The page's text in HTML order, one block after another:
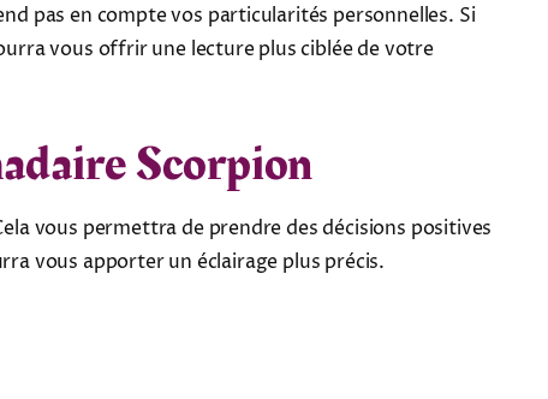
pas en compte vos particularités personnelles. Si
vous offrir une lecture plus ciblée de votre
Scorpion
vous permettra de prendre des décisions positives
vous apporter un éclairage plus précis.